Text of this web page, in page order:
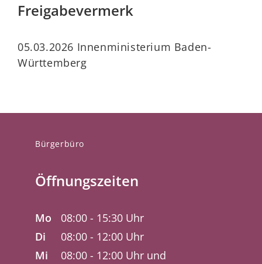
Freigabevermerk
05.03.2026 Innenministerium Baden-
Württemberg
Bürgerbüro
Öffnungszeiten
Mo
08:00 - 15:30 Uhr
Di
08:00 - 12:00 Uhr
Mi
08:00 - 12:00 Uhr und